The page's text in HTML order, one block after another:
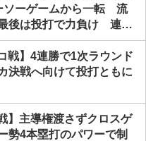
ーゲームから一転 流
後は投打で力負け 連覇
戦】4連勝で1次ラウンド
戦へ向けて投打ともに
】主導権渡さずクロスゲ
4本塁打のパワーで制